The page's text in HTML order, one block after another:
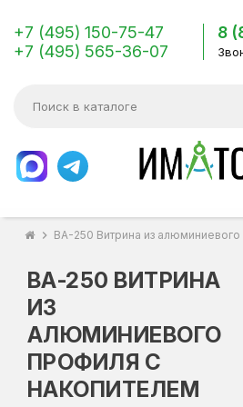
+7 (495) 150-75-47
+7 (495) 565-36-07
8
chevron_right ВА-250 Витрина из
ВА-250 ВИТРИНА
ИЗ
АЛЮМИНИЕВОГО
ПРОФИЛЯ С
НАКОПИТЕЛЕМ